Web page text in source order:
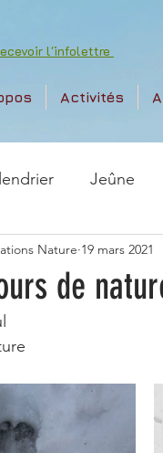
l'infolettre
Activités
Jeûne
de
Nature 19 mars 2021